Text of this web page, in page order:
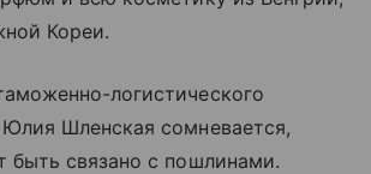
Кореи.
логистического
Шленская сомневается,
быть связано с пошлинами.